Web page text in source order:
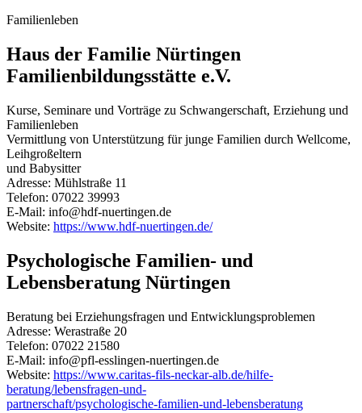
Familienleben
Haus der Familie Nürtingen
Familienbildungsstätte e.V.
Kurse, Seminare und Vorträge zu Schwangerschaft, Erziehung und
Familienleben
Vermittlung von Unterstützung für junge Familien durch Wellcome,
Leihgroßeltern
und Babysitter
Adresse: Mühlstraße 11
Telefon: 07022 39993
E-Mail: info@hdf-nuertingen.de
Website: https://www.hdf-nuertingen.de/
Psychologische Familien- und
Lebensberatung Nürtingen
Beratung bei Erziehungsfragen und Entwicklungsproblemen
Adresse: Werastraße 20
Telefon: 07022 21580
E-Mail: info@pfl-esslingen-nuertingen.de
Website: https://www.caritas-fils-neckar-alb.de/hilfe-
beratung/lebensfragen-und-
partnerschaft/psychologische-familien-und-lebensberatung